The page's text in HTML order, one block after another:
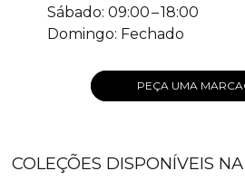
Sábado: 09:00 – 18:00
Domingo: Fechado
PEÇA UMA
COLEÇÕES DISPONÍVEIS